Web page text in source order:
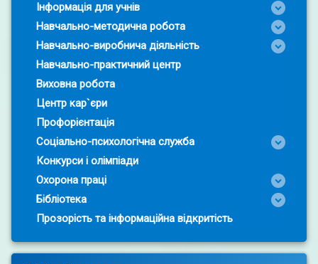
Інформація для учнів
Навчально-методична робота
Навчально-виробнича діяльність
Навчально-практичний центр
Виховна робота
Центр кар`єри
Профорієнтація
Соціально-психологічна служба
Конкурси і олімпіади
Охорона праці
Бібліотека
Прозорість та інформаційна відкритість